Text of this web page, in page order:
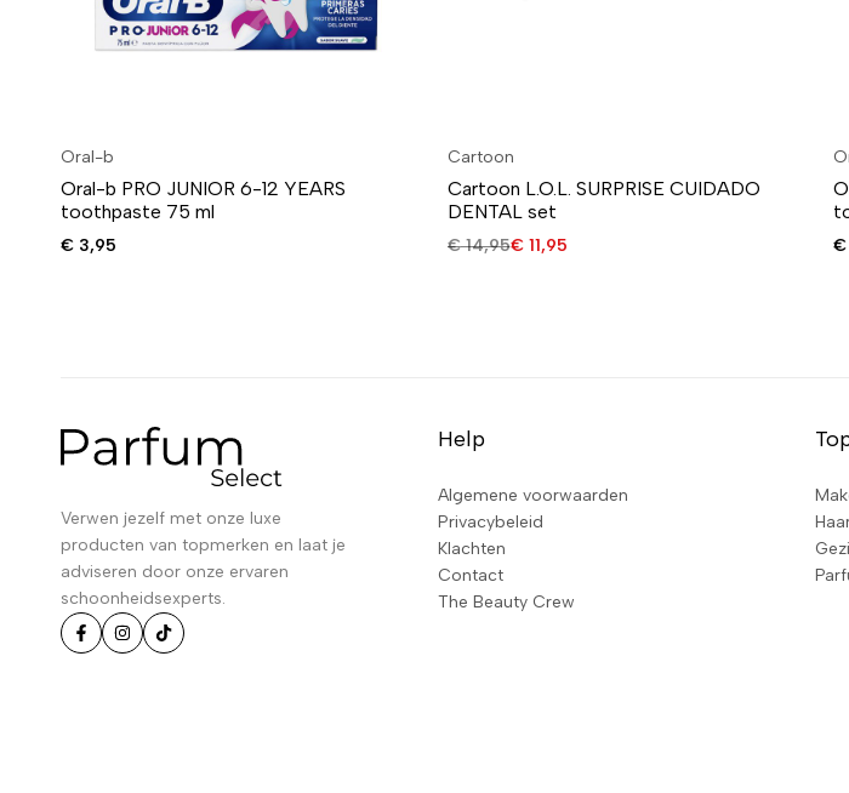
Oral-b
Oral-b PRO JUNIOR 6-12 YEARS
toothpaste 75 ml
€ 3,95
Cartoon
Cartoon L.O.L. SURPRISE CUIDADO
DENTAL set
€14,95€11,95 €
Verwen jezelf met onze luxe
producten van topmerken en laat je
adviseren door onze ervaren
schoonheidsexperts.
Help
Algemene voorwaarden
Privacybeleid
Klachten
Contact
The Beauty Crew